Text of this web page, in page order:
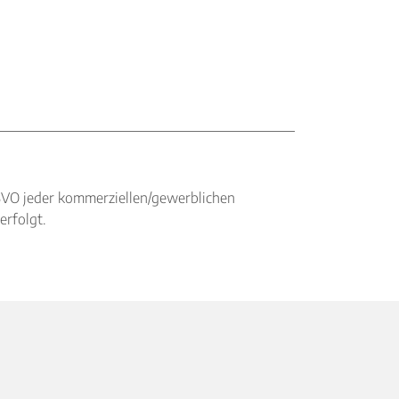
jeder kommerziellen/gewerblichen